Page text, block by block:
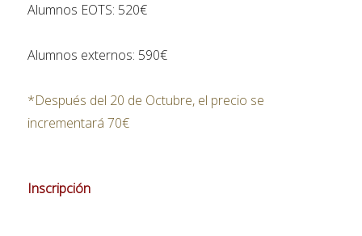
Alumnos EOTS: 520€
Alumnos externos: 590€
*Después del 20 de Octubre, el precio se
incrementará 70€
Inscripción